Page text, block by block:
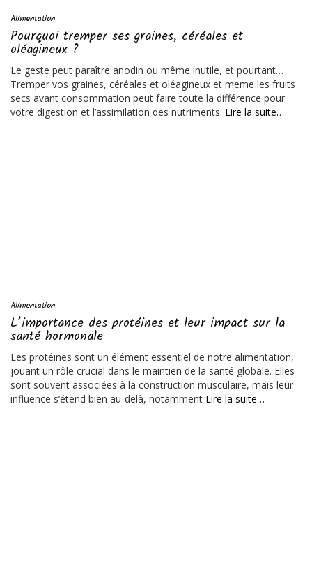
Alimentation
Pourquoi tremper ses graines, céréales et
oléagineux ?
Le geste peut paraître anodin ou même inutile, et pourtant…
Tremper vos graines, céréales et oléagineux et meme les fruits
secs avant consommation peut faire toute la différence pour
votre digestion et l’assimilation des nutriments. Lire la suite…
Alimentation
L’importance des protéines et leur impact sur la
santé hormonale
Les protéines sont un élément essentiel de notre alimentation,
jouant un rôle crucial dans le maintien de la santé globale. Elles
sont souvent associées à la construction musculaire, mais leur
influence s’étend bien au-delà, notamment Lire la suite…